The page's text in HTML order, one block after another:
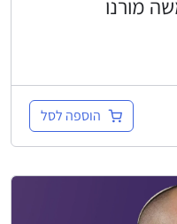
מורנו
הוספה לסל